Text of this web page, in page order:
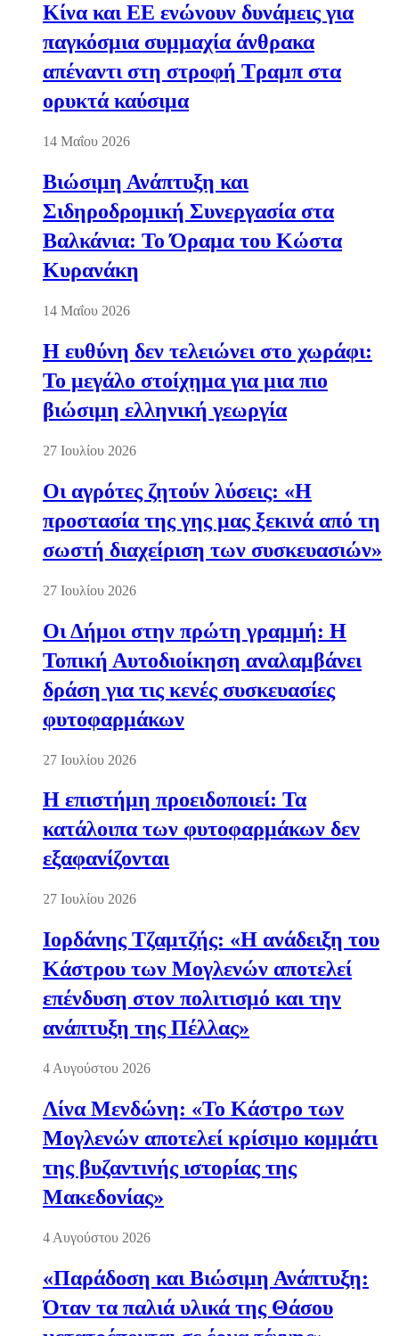
Κίνα και ΕΕ ενώνουν δυνάμεις για
παγκόσμια συμμαχία άνθρακα
απέναντι στη στροφή Τραμπ στα
ορυκτά καύσιμα
14 Μαΐου 2026
Βιώσιμη Ανάπτυξη και
Σιδηροδρομική Συνεργασία στα
Βαλκάνια: Το Όραμα του Κώστα
Κυρανάκη
14 Μαΐου 2026
Η ευθύνη δεν τελειώνει στο χωράφι:
Το μεγάλο στοίχημα για μια πιο
βιώσιμη ελληνική γεωργία
27 Ιουλίου 2026
Οι αγρότες ζητούν λύσεις: «Η
προστασία της γης μας ξεκινά από τη
σωστή διαχείριση των συσκευασιών»
27 Ιουλίου 2026
Οι Δήμοι στην πρώτη γραμμή: Η
Τοπική Αυτοδιοίκηση αναλαμβάνει
δράση για τις κενές συσκευασίες
φυτοφαρμάκων
27 Ιουλίου 2026
Η επιστήμη προειδοποιεί: Τα
κατάλοιπα των φυτοφαρμάκων δεν
εξαφανίζονται
27 Ιουλίου 2026
Ιορδάνης Τζαμτζής: «Η ανάδειξη του
Κάστρου των Μογλενών αποτελεί
επένδυση στον πολιτισμό και την
ανάπτυξη της Πέλλας»
4 Αυγούστου 2026
Λίνα Μενδώνη: «Το Κάστρο των
Μογλενών αποτελεί κρίσιμο κομμάτι
της βυζαντινής ιστορίας της
Μακεδονίας»
4 Αυγούστου 2026
«Παράδοση και Βιώσιμη Ανάπτυξη:
Όταν τα παλιά υλικά της Θάσου